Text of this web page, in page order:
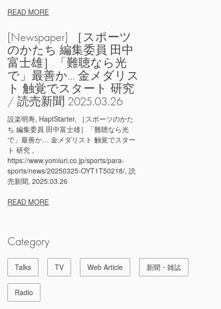
READ MORE
[Newspaper] ［スポーツ
のかたち 編集委員 田中
富士雄］「難聴なら光
で」最善か… 金メダリス
ト 触覚でスタート 研究
/ 読売新聞 2025.03.26
設楽明寿, HaptStarter, ［スポーツのかた
ち 編集委員 田中富士雄］「難聴なら光
で」最善か… 金メダリスト 触覚でスター
ト 研究 ,
https://www.yomiuri.co.jp/sports/para-
sports/news/20250325-OYT1T50218/, 読
売新聞, 2025.03.26
READ MORE
Category
Talks TV Web Article 新聞・雑誌
Radio